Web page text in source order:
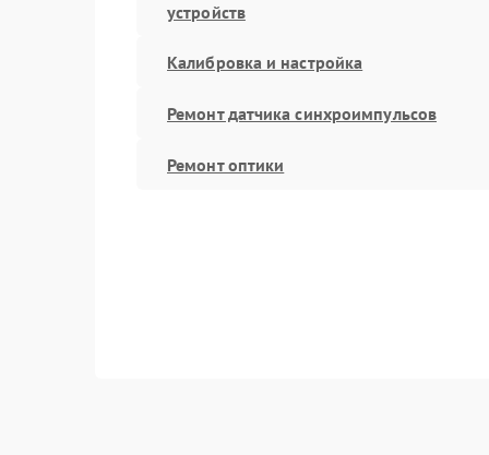
устройств
Калибровка и настройка
Ремонт датчика синхроимпульсов
Ремонт оптики